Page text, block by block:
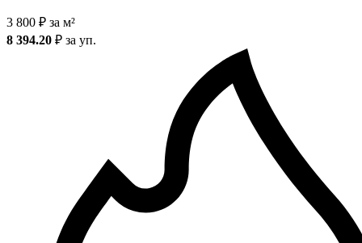
3 800 ₽ за м²
8 394.20 ₽ за уп.